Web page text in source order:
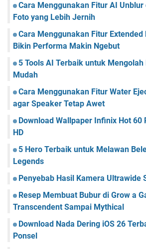
Cara Menggunakan Fitur AI Unblur
Foto yang Lebih Jernih
Cara Menggunakan Fitur Extended
Bikin Performa Makin Ngebut
5 Tools AI Terbaik untuk Mengolah
Mudah
Cara Menggunakan Fitur Water
agar Speaker Tetap Awet
Download Wallpaper Infinix Hot 60
HD
5 Hero Terbaik untuk Melawan
Legends
Penyebab Hasil Kamera Ultrawide
Resep Membuat Bubur di Grow a
Transcendent Sampai Mythical
Download Nada Dering iOS 26
Ponsel